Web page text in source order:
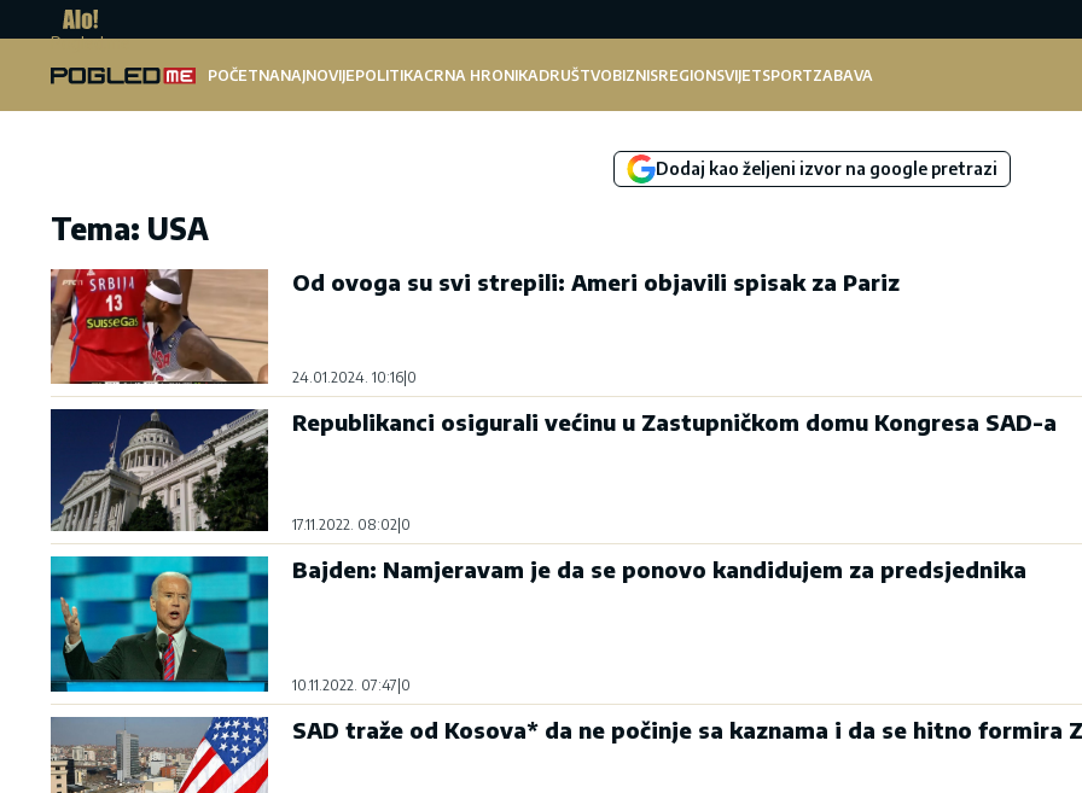
Pogled.me
POČETNANAJNOVIJEPOLITIKACRNA HRONIKADRUŠTVOBIZNISREGIONSVIJETSPORTZABAVA
Dodaj kao željeni izvor na google pretrazi
Tema: USA
Od ovoga su svi strepili: Ameri objavili spisak za Pariz
24.01.2024. 10:16 0
Republikanci osigurali većinu u Zastupničkom domu Kongresa SAD-a
17.11.2022. 08:02 0
Bajden: Namjeravam je da se ponovo kandidujem za predsjednika
10.11.2022. 07:47 0
SAD traže od Kosova* da ne počinje sa kaznama i da se hitno formira